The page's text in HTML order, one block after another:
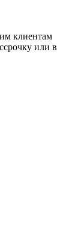
клиентам
или в